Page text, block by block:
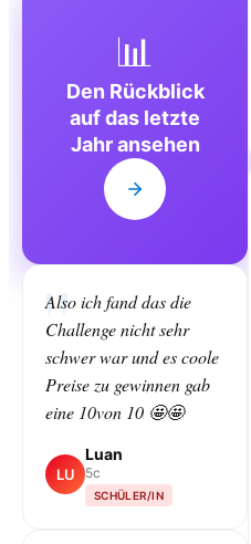
📊
Den Rückblick
auf das letzte
Jahr ansehen
Also ich fand das die
Challenge nicht sehr
schwer war und es coole
Preise zu gewinnen gab
eine 10von 10 🤩🤩
LU
Luan
5c
SCHÜLER/IN